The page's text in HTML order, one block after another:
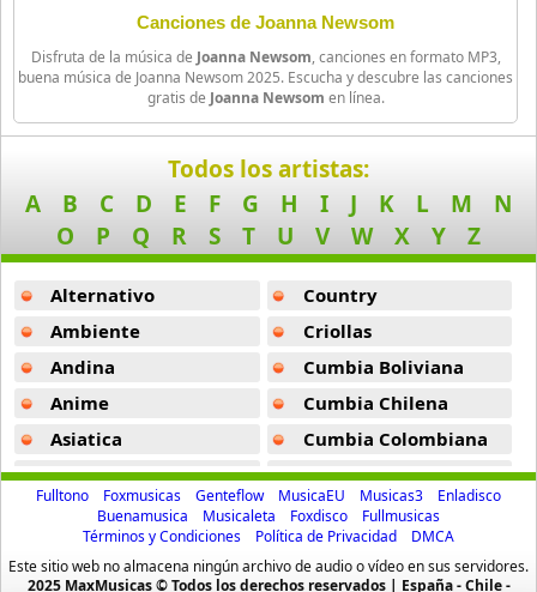
Beady Eye
16 músicas online
Bee Gees
Ben Harper
11 músicas online
Billboard
Black Guayaba
25 músicas online
Black Sabbath
110 músicas online
Blondie
10 músicas online
Canciones de Joanna Newsom
Disfruta de la música de Joanna Newsom, canciones en formato MP3,
buena música de Joanna Newsom 2025. Escucha y descubre las canciones
gratis de Joanna Newsom en línea.
Todos los artistas:
A
B C D E F G H I J K L M
N
O
P Q R S T U V W X Y Z
Alternativo
Ambiente
Andina
Anime
Asiatica
Atevip
Bachatas
Baladas
Baladas De Oro
Country
Criollas
Cumbia Boliviana
Cumbia Chilena
Cumbia Colombiana
Cumbia Ecuatoriana
Cumbia Mexicana
Cumbia Pop
Cumbia Surena
Fulltono Foxmusicas Genteflow MusicaEU Musicas3
Enladisco
Buenamusica
Musicaleta Foxdisco
Fullmusicas
Términos y Condiciones
Política de Privacidad
DMCA
Este sitio web no almacena ningún archivo de audio o vídeo en sus servidores.
2025 MaxMusicas © Todos los derechos reservados | España - Chile -